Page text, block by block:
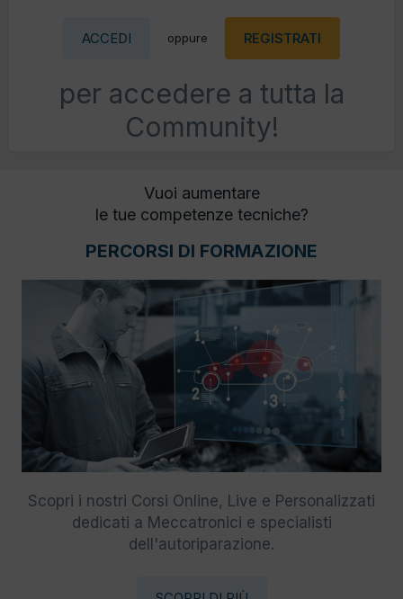
ACCEDI oppure REGISTRATI
per accedere a tutta la
Community!
Vuoi aumentare
le tue competenze tecniche?
PERCORSI DI FORMAZIONE
Scopri i nostri Corsi Online, Live e Personalizzati
dedicati a Meccatronici e specialisti
dell'autoriparazione.